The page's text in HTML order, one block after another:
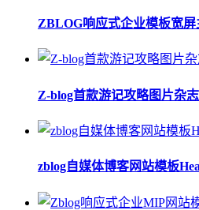
ZBLOG响应式企业模板宽屏
Z-blog首款游记攻略图片杂
zblog自媒体博客网站模板